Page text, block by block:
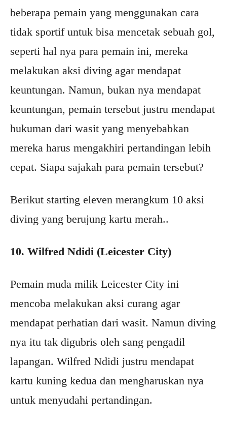
beberapa pemain yang menggunakan cara
tidak sportif untuk bisa mencetak sebuah gol,
seperti hal nya para pemain ini, mereka
melakukan aksi diving agar mendapat
keuntungan. Namun, bukan nya mendapat
keuntungan, pemain tersebut justru mendapat
hukuman dari wasit yang menyebabkan
mereka harus mengakhiri pertandingan lebih
cepat. Siapa sajakah para pemain tersebut?
Berikut starting eleven merangkum 10 aksi
diving yang berujung kartu merah..
10. Wilfred Ndidi (Leicester City)
Pemain muda milik Leicester City ini
mencoba melakukan aksi curang agar
mendapat perhatian dari wasit. Namun diving
nya itu tak digubris oleh sang pengadil
lapangan. Wilfred Ndidi justru mendapat
kartu kuning kedua dan mengharuskan nya
untuk menyudahi pertandingan.